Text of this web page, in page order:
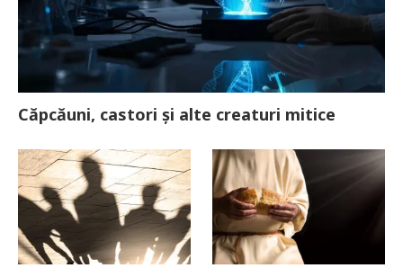
Căpcăuni, castori și alte creaturi mitice